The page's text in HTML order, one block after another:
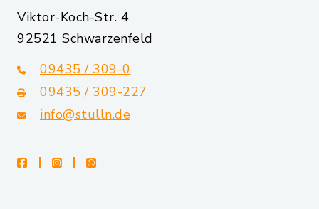
Viktor-Koch-Str. 4
92521 Schwarzenfeld
09435 / 309-0
09435 / 309-227
info@stulln.de
facebookinstagramwhatsapp